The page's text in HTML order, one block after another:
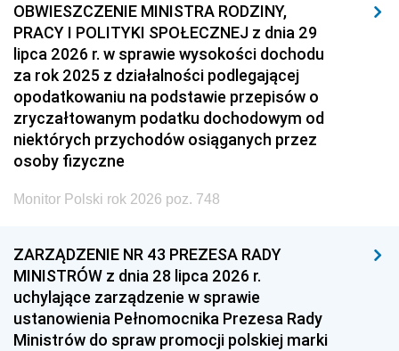
OBWIESZCZENIE MINISTRA RODZINY,
PRACY I POLITYKI SPOŁECZNEJ z dnia 29
lipca 2026 r. w sprawie wysokości dochodu
za rok 2025 z działalności podlegającej
opodatkowaniu na podstawie przepisów o
zryczałtowanym podatku dochodowym od
niektórych przychodów osiąganych przez
osoby fizyczne
Monitor Polski rok 2026 poz. 748
ZARZĄDZENIE NR 43 PREZESA RADY
MINISTRÓW z dnia 28 lipca 2026 r.
uchylające zarządzenie w sprawie
ustanowienia Pełnomocnika Prezesa Rady
Ministrów do spraw promocji polskiej marki